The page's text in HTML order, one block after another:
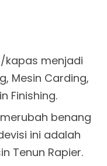
kapas menjadi
Mesin Carding,
Finishing.
benang
ini adalah
Tenun Rapier.